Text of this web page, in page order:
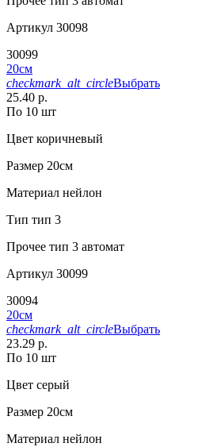
Артикул 30098
30099
20см
checkmark_alt_circleВыбрать
25.40 р.
По 10 шт
Цвет коричневый
Размер 20см
Материал нейлон
Тип тип 3
Прочее тип 3 автомат
Артикул 30099
30094
20см
checkmark_alt_circleВыбрать
23.29 р.
По 10 шт
Цвет серый
Размер 20см
Материал нейлон